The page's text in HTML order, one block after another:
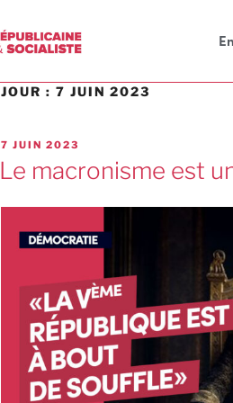
JOUR : 7 JUIN 2023
7 JUIN 2023
Le macronisme est